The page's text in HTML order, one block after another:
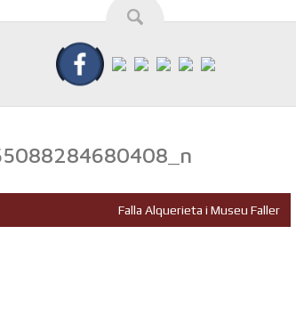
Falla Alquerieta i Museu Faller